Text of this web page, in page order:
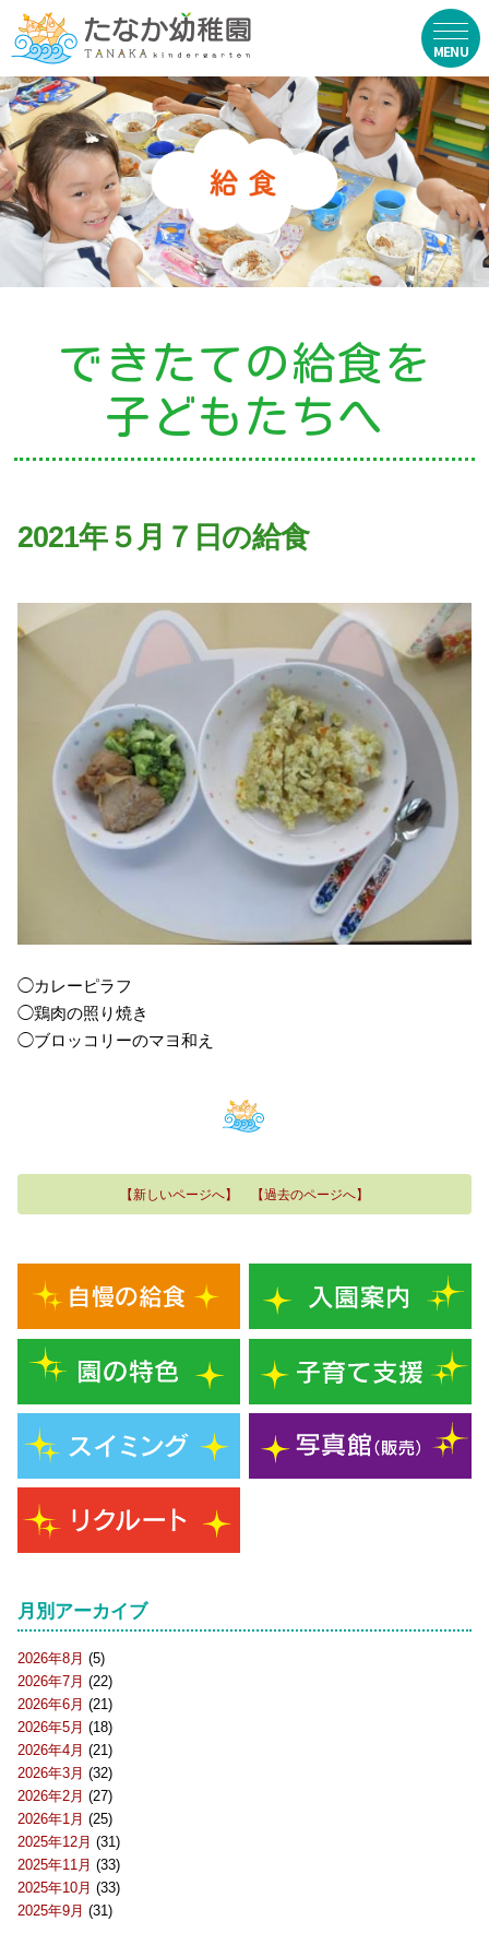
在園生向け
・資料ダウンロード
・園からのお便り
・動画
お知らせ
・ニュース
・ブログ
・園の特色
・年間行事
・自慢の給食
・アクセス
入園案内
子育て支援
未就園児教室
課外授業
できたての給食を
子どもたちへ
2021年５月７日の給食
◯カレーピラフ
◯鶏肉の照り焼き
◯ブロッコリーのマヨ和え
【新しいページへ】 【過去のページへ】
月別アーカイブ
2026年8月 (5)
2026年7月 (22)
2026年6月 (21)
2026年5月 (18)
2026年4月 (21)
2026年3月 (32)
2026年2月 (27)
2026年1月 (25)
2025年12月 (31)
2025年11月 (33)
2025年10月 (33)
2025年9月 (31)